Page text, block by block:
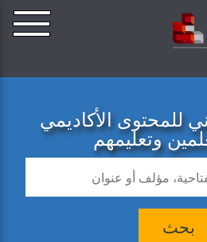
للمحتوى الأكاديمي
وتعليمهم
بحث